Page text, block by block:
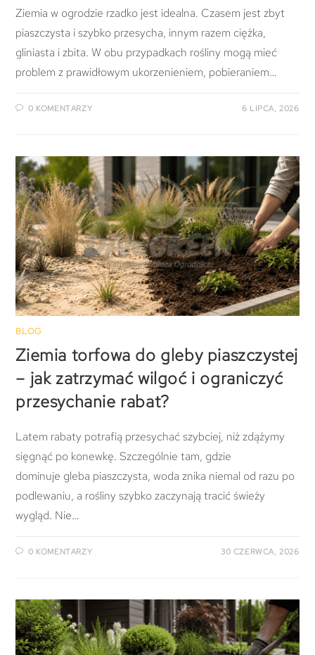
Ziemia w ogrodzie rzadko jest idealna. Czasem jest zbyt
piaszczysta i szybko przesycha, innym razem ciężka,
gliniasta i zbita. W obu przypadkach rośliny mogą mieć
problem z prawidłowym ukorzenieniem, pobieraniem…
0 KOMENTARZY 6 LIPCA, 2026
BLOG
Ziemia torfowa do gleby piaszczystej
– jak zatrzymać wilgoć i ograniczyć
przesychanie rabat?
Latem rabaty potrafią przesychać szybciej, niż zdążymy
sięgnąć po konewkę. Szczególnie tam, gdzie
dominuje gleba piaszczysta, woda znika niemal od razu po
podlewaniu, a rośliny szybko zaczynają tracić świeży
wygląd. Nie…
0 KOMENTARZY 30 CZERWCA, 2026